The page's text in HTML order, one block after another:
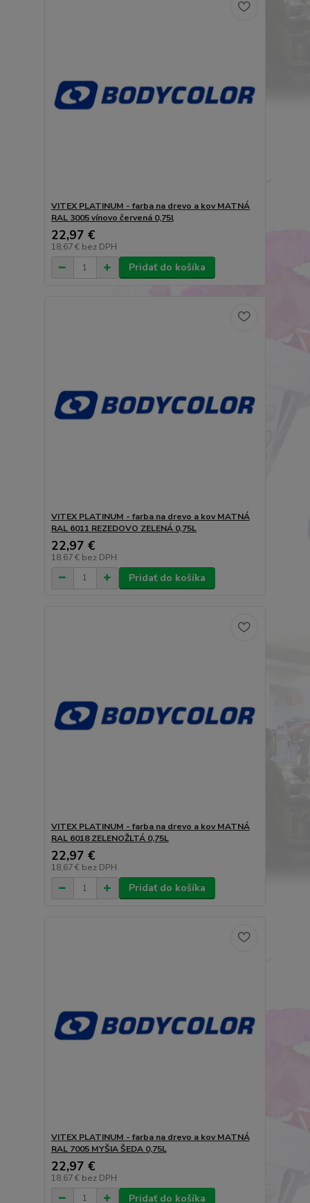
VITEX PLATINUM - farba na drevo a kov MATNÁ
RAL 3005 vínovo červená 0,75l
22,97 €
18,67 € bez DPH
Pridať do košíka
VITEX PLATINUM - farba na drevo a kov MATNÁ
RAL 6011 REZEDOVO ZELENÁ 0,75L
22,97 €
18,67 € bez DPH
Pridať do košíka
VITEX PLATINUM - farba na drevo a kov MATNÁ
RAL 6018 ZELENOŽLTÁ 0,75L
22,97 €
18,67 € bez DPH
Pridať do košíka
VITEX PLATINUM - farba na drevo a kov MATNÁ
RAL 7005 MYŠIA ŠEDA 0,75L
22,97 €
18,67 € bez DPH
Pridať do košíka